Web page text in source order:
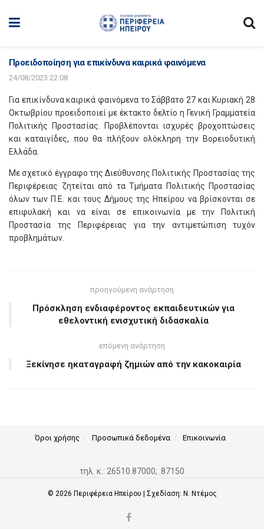
Προειδοποίηση για επικίνδυνα καιρικά φαινόμενα
24/08/2023 22:08
Για επικίνδυνα καιρικά φαινόμενα το Σάββατο 27 και Κυριακή 28
Οκτωβρίου προειδοποιεί με έκτακτο δελτίο η Γενική Γραμματεία
Πολιτικής Προστασίας. Προβλέπονται ισχυρές βροχοπτώσεις
και καταιγίδες, που θα πλήξουν ολόκληρη την Βορειοδυτική
Ελλάδα.
Με σχετικό έγγραφο της Διεύθυνσης Πολιτικής Προστασίας της
Περιφέρειας ζητείται από τα Τμήματα Πολιτικής Προστασίας
όλων των Π.Ε. και τους Δήμους της Ηπείρου να βρίσκονται σε
επιφυλακή και να είναι σε επικοινωνία με την Πολιτική
Προστασία της Περιφέρειας για την αντιμετώπιση τυχόν
προβλημάτων.
προηγούμενη ανάρτηση
Πρόσκληση ενδιαφέροντος εκπαιδευτικών για
εθελοντική ενισχυτική διδασκαλία
επόμενη ανάρτηση
Ξεκίνησε ηκαταγραφή ζημιών από την κακοκαιρία
Όροι χρήσης Προσωπικά δεδομένα Επικοινωνία
τηλ. κ.: 26510.87000, .87150
© 2026 Περιφέρεια Ηπείρου | Σχεδίαση: Ν. Ντέμος